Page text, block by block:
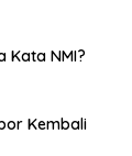
Kata NMI?
Kembali